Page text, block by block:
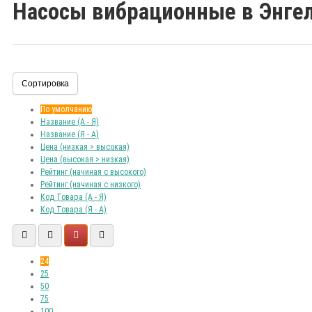
Насосы вибрационные в
Сортировка
По умолчанию
Название (А - Я)
Название (Я - А)
Цена (низкая > высокая)
Цена (высокая > низкая)
Рейтинг (начиная с высокого)
Рейтинг (начиная с низкого)
Код Товара (А - Я)
Код Товара (Я - А)
24
25
50
75